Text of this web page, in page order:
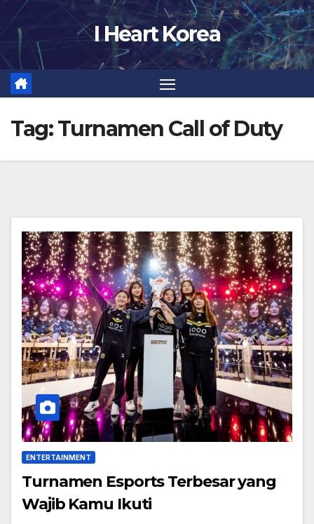
Skip
content
I Heart Korea
Tag:Turnamen Call of Duty
ENTERTAINMENT
Turnamen Esports Terbesar yang
Wajib Kamu Ikuti